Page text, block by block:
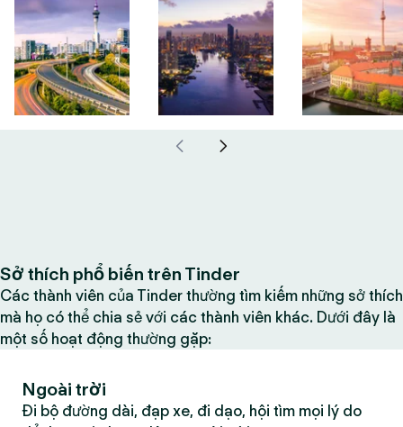
Sở thích phổ biến trên Tinder
Các thành viên của Tinder thường tìm kiếm những sở thích
mà họ có thể chia sẻ với các thành viên khác. Dưới đây là
một số hoạt động thường gặp:
Ngoài trời
Đi bộ đường dài, đạp xe, đi dạo, hội tìm mọi lý do